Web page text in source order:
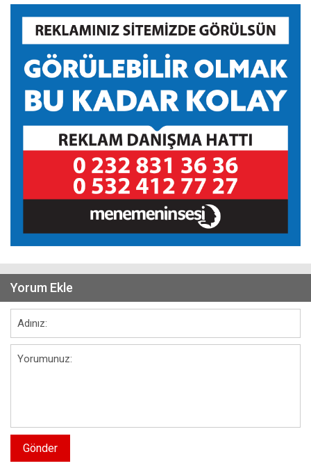
Yorum Ekle
Gönder